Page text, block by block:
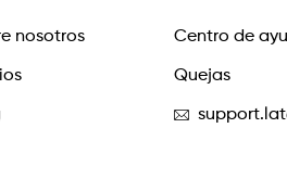
nosotros Centro de
Quejas